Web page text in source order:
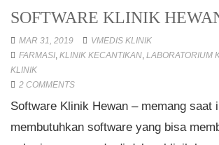
SOFTWARE KLINIK
MAR 31, 2019
VMEDIS KLINIK
FARMASI, KLINIK KECANTIKAN, LABORATORIUM
KLINIK
2 COMMENTS
Software Klinik Hewan – memang saat
membutuhkan software yang bisa